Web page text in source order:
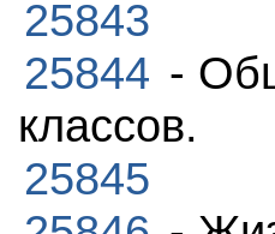
25843
25844 -
классов.
25845